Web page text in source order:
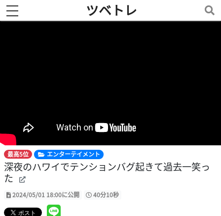
toggle navigation ツベトレ
最高5位 エンターテイメント
深夜のハワイでテンションバグ起きて過去一笑っ
た
2024/05/01 18:00に公開 40分10秒